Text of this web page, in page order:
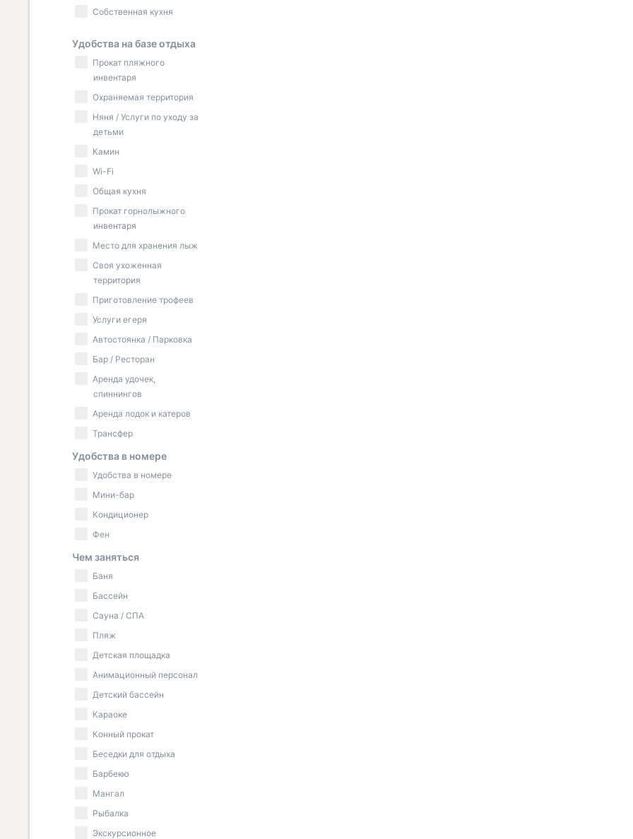
Собственная кухня
Удобства на базе отдыха
Прокат пляжного
инвентаря
Охраняемая территория
Няня / Услуги по уходу за
детьми
Камин
Wi-Fi
Общая кухня
Прокат горнолыжного
инвентаря
Место для хранения лыж
Своя ухоженная
территория
Приготовление трофеев
Услуги егеря
Автостоянка / Парковка
Бар / Ресторан
Аренда удочек,
спиннингов
Аренда лодок и катеров
Трансфер
Удобства в номере
Удобства в номере
Мини-бар
Кондиционер
Фен
Чем заняться
Баня
Бассейн
Сауна / СПА
Пляж
Детская площадка
Анимационный персонал
Детский бассейн
Караоке
Конный прокат
Беседки для отдыха
Барбекю
Мангал
Рыбалка
Экскурсионное